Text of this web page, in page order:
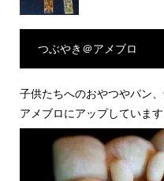
つぶやき＠アメブロ
子供たちへのおやつやパン
アメブロにアップしています